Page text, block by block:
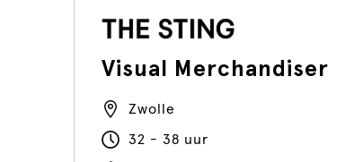
Visual Merchandiser
Zwolle
32 - 38 uur